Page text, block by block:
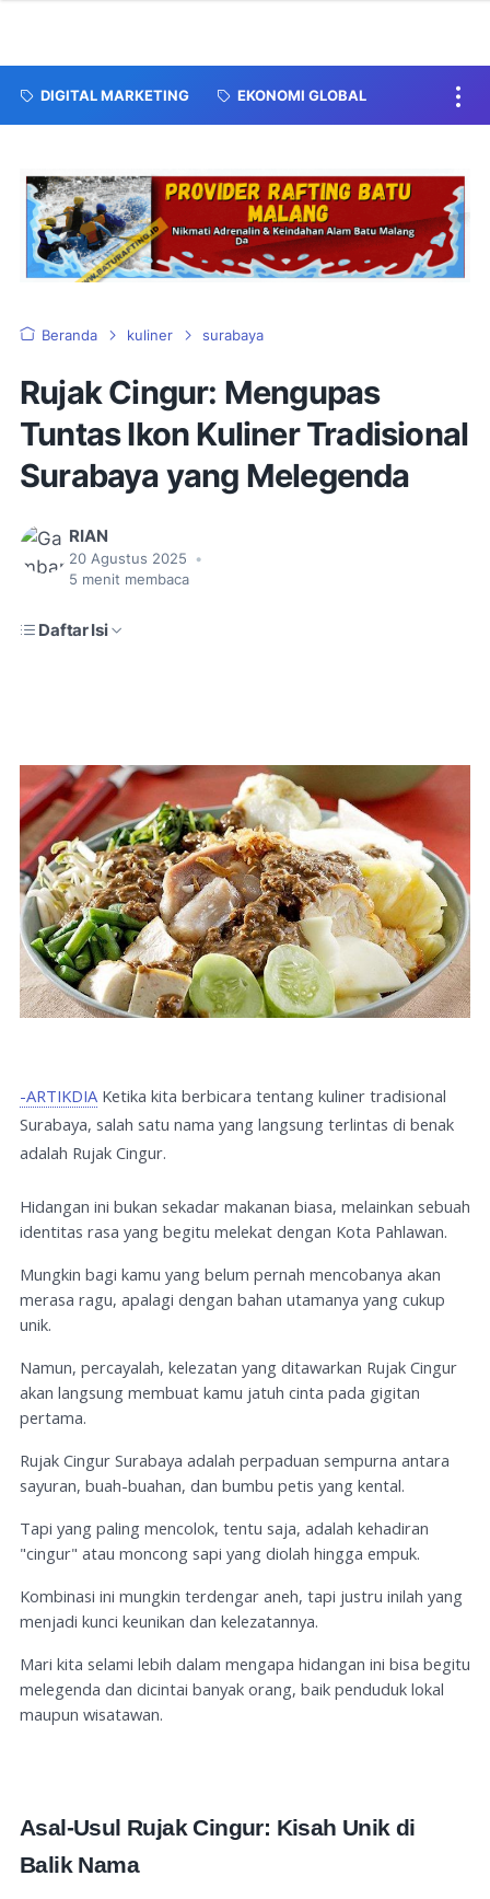
DIGITAL MARKETING EKONOMI GLOBAL
Beranda kuliner surabaya
Rujak Cingur: Mengupas
Tuntas Ikon Kuliner Tradisional
Surabaya yang Melegenda
RIAN
20 Agustus 2025
•
5 menit membaca
Daftar Isi
-ARTIKDIA Ketika kita berbicara tentang kuliner tradisional
Surabaya, salah satu nama yang langsung terlintas di benak
adalah Rujak Cingur.
Hidangan ini bukan sekadar makanan biasa, melainkan sebuah
identitas rasa yang begitu melekat dengan Kota Pahlawan.
Mungkin bagi kamu yang belum pernah mencobanya akan
merasa ragu, apalagi dengan bahan utamanya yang cukup
unik.
Namun, percayalah, kelezatan yang ditawarkan Rujak Cingur
akan langsung membuat kamu jatuh cinta pada gigitan
pertama.
Rujak Cingur Surabaya adalah perpaduan sempurna antara
sayuran, buah-buahan, dan bumbu petis yang kental.
Tapi yang paling mencolok, tentu saja, adalah kehadiran
"cingur" atau moncong sapi yang diolah hingga empuk.
Kombinasi ini mungkin terdengar aneh, tapi justru inilah yang
menjadi kunci keunikan dan kelezatannya.
Mari kita selami lebih dalam mengapa hidangan ini bisa begitu
melegenda dan dicintai banyak orang, baik penduduk lokal
maupun wisatawan.
Asal-Usul Rujak Cingur: Kisah Unik di
Balik Nama